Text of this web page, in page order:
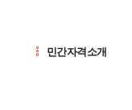
민간자격소개